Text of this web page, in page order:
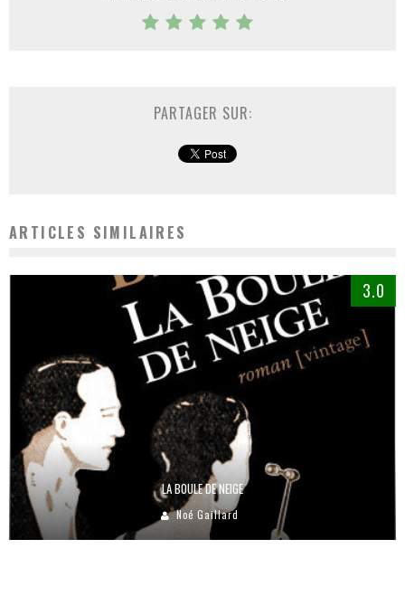
PARTAGER SUR:
ARTICLES SIMILAIRES
3.0
LA BOULE DE NEIGE
Noé Gaillard